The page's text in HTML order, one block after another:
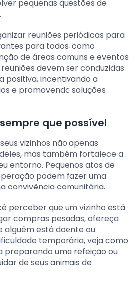
pequenas questões de
reuniões periódicas para
para todos, como
de áreas comuns e eventos
devem ser conduzidas
positiva, incentivando a
e promovendo soluções
que possível
vizinhos não apenas
mas também fortalece a
entorno. Pequenos atos de
podem fazer uma
convivência comunitária.
perceber que um vizinho está
compras pesadas, ofereça
alguém está doente ou
temporária, veja como
preparando uma refeição ou
de seus animais de